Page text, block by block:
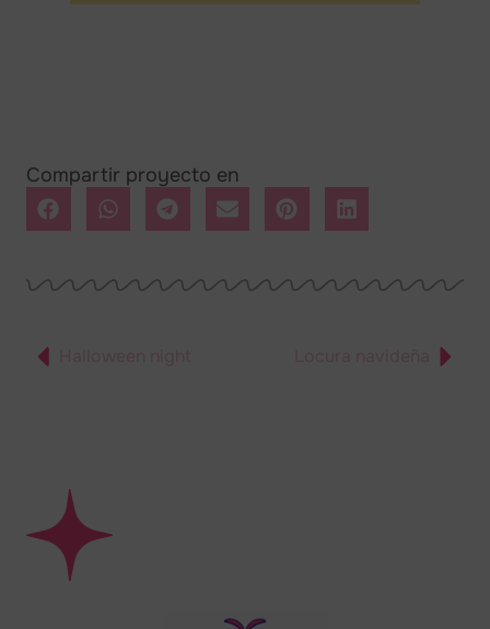
Compartir proyecto en